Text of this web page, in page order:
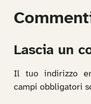
Lascia un
Il tuo indirizzo
campi obbligatori